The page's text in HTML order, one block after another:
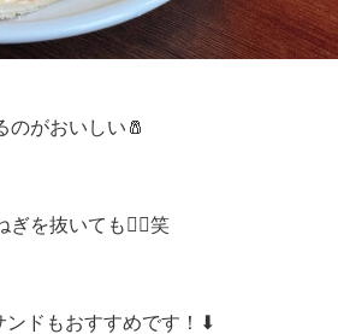
のがおいしい🧂
ぎを抜いても🙆‍♀️笑
ドもおすすめです！⬇︎